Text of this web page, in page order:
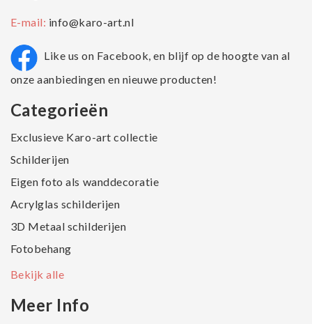
E-mail: info@karo-art.nl
Like us on Facebook, en blijf op de hoogte van al
onze aanbiedingen en nieuwe producten!
Categorieën
Exclusieve Karo-art collectie
Schilderijen
Eigen foto als wanddecoratie
Acrylglas schilderijen
3D Metaal schilderijen
Fotobehang
Bekijk alle
Meer Info